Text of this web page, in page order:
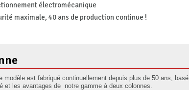
électromécanique
maximale, 40 ans de production continue !
modèle est fabriqué continuellement depuis plus de 50 ans, basé
et les avantages de notre gamme à deux colonnes.